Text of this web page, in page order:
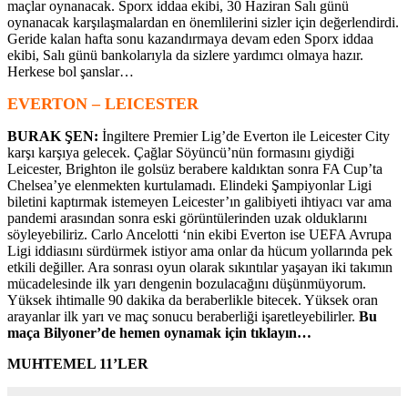
maçlar oynanacak. Sporx iddaa ekibi, 30 Haziran Salı günü
oynanacak karşılaşmalardan en önemlilerini sizler için değerlendirdi.
Geride kalan hafta sonu kazandırmaya devam eden Sporx iddaa
ekibi, Salı günü bankolarıyla da sizlere yardımcı olmaya hazır.
Herkese bol şanslar…
EVERTON – LEICESTER
BURAK ŞEN: İngiltere Premier Lig’de Everton ile Leicester City
karşı karşıya gelecek. Çağlar Söyüncü’nün formasını giydiği
Leicester, Brighton ile golsüz berabere kaldıktan sonra FA Cup’ta
Chelsea’ye elenmekten kurtulamadı. Elindeki Şampiyonlar Ligi
biletini kaptırmak istemeyen Leicester’ın galibiyeti ihtiyacı var ama
pandemi arasından sonra eski görüntülerinden uzak olduklarını
söyleyebiliriz. Carlo Ancelotti ‘nin ekibi Everton ise UEFA Avrupa
Ligi iddiasını sürdürmek istiyor ama onlar da hücum yollarında pek
etkili değiller. Ara sonrası oyun olarak sıkıntılar yaşayan iki takımın
mücadelesinde ilk yarı dengenin bozulacağını düşünmüyorum.
Yüksek ihtimalle 90 dakika da beraberlikle bitecek. Yüksek oran
arayanlar ilk yarı ve maç sonucu beraberliği işaretleyebilirler. Bu
maça Bilyoner’de hemen oynamak için tıklayın…
MUHTEMEL 11’LER